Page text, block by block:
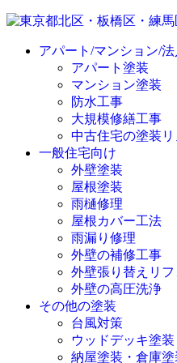
アパート/マンション/
アパート塗装
マンション塗装
防水工事
大規模修繕工事
中古住宅の塗装リ
一般住宅向け
外壁塗装
屋根塗装
雨樋修理
屋根カバー工法
雨漏り修理
外壁の補修工事
外壁張り替えリフ
外壁の高圧洗浄
その他の塗装
台風対策
ウッドデッキ塗装
納屋塗装・倉庫塗